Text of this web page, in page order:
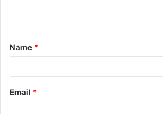
Name *
Email *